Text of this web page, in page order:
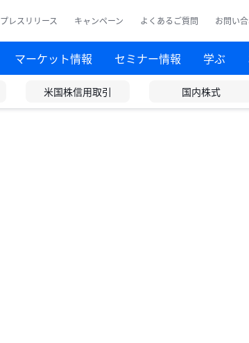
プレスリリース キャンペーン よくあるご質問 お問い
マーケット情報 セミナー情報 学ぶ
米国株信用取引 国内株式